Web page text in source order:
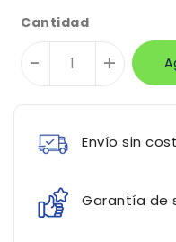
Cantidad
- +
Envío sin
Garantía de